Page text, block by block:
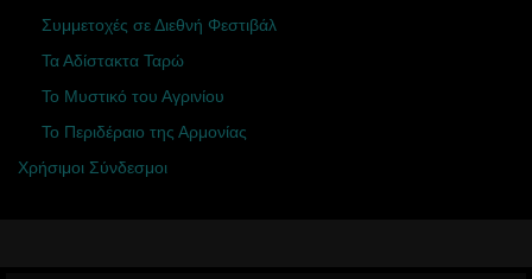
Συμμετοχές σε Διεθνή Φεστιβάλ
Τα Αδίστακτα Ταρώ
Το Μυστικό του Αγρινίου
Το Περιδέραιο της Αρμονίας
Χρήσιμοι Σύνδεσμοι